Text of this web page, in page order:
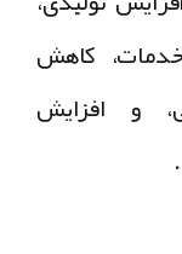
کاهش
و افزایش